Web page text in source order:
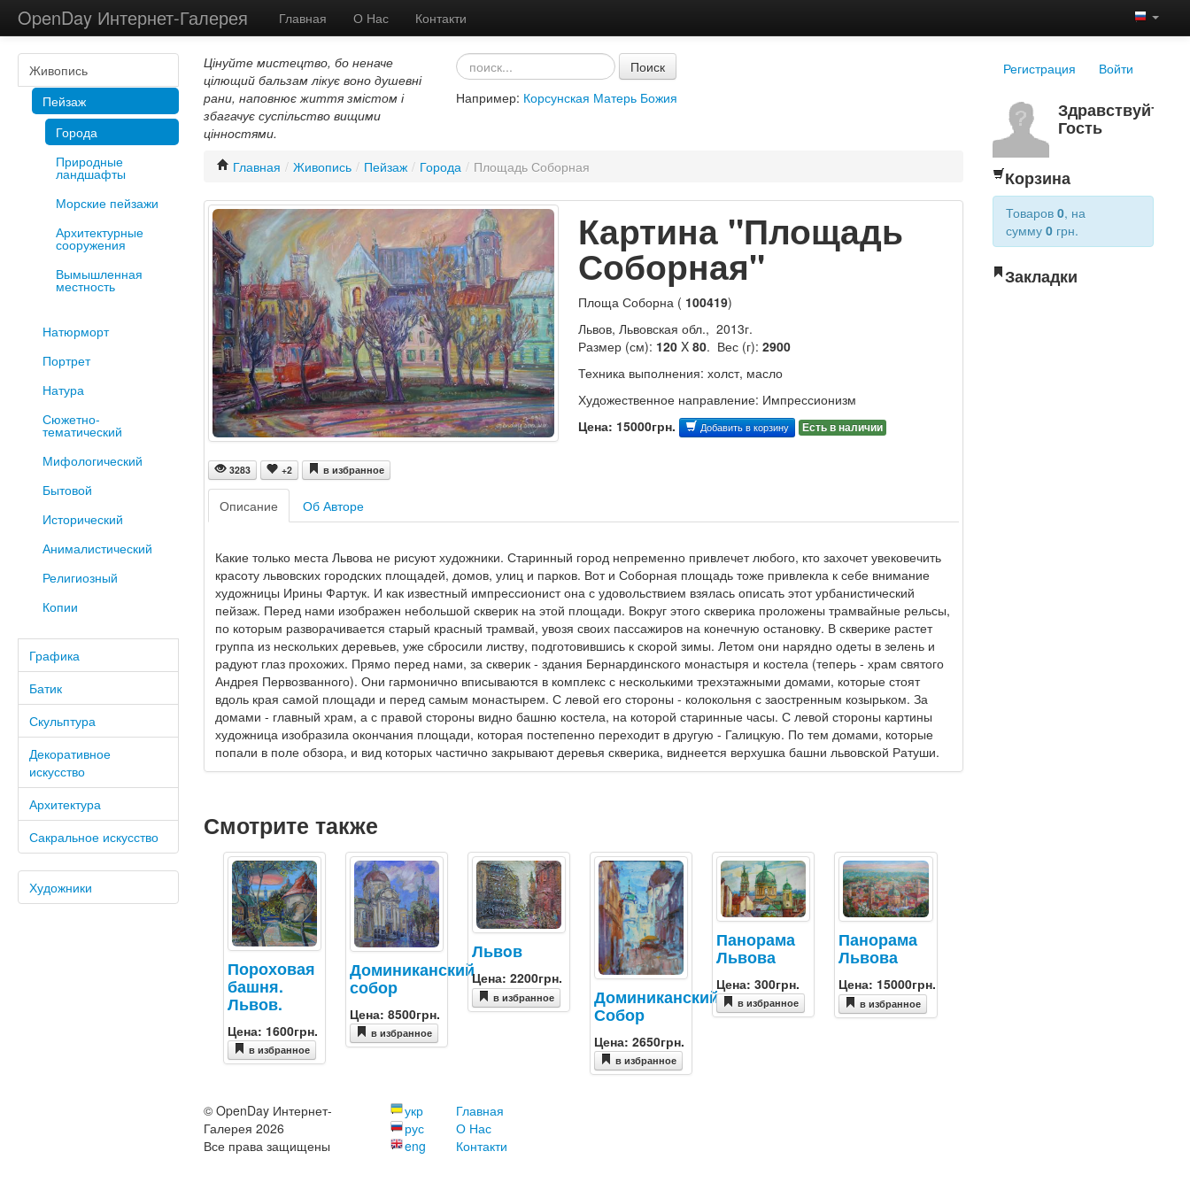
OpenDay Интернет-Галерея Главная О Нас Контакти
Живопись
Пейзаж
Города
Природные
ландшафты
Морские пейзажи
Архитектурные
сооружения
Вымышленная
местность
Натюрморт
Портрет
Натура
Сюжетно-
тематический
Мифологический
Бытовой
Исторический
Анималистический
Религиозный
Копии
Графика
Батик
Скульптура
Декоративное
искусство
Архитектура
Сакральное искусство
Художники
Цінуйте мистецтво, бо неначе
цілющий бальзам лікує воно душевні
рани, наповнює життя змістом і
збагачує суспільство вищими
цінностями.
Поиск
Например: Корсунская Матерь Божия
Главная / Живопись / Пейзаж / Города / Площадь Соборная
3283 +2 в избранное
Картина "Площадь
Соборная"
Площа Соборна ( 100419)
Львов, Львовская обл., 2013г.
Размер (см): 120X 80. Вес (г): 2900
Техника выполнения: холст, масло
Художественное направление: Импрессионизм
Цена: 15000грн.
Добавить в корзину Есть в наличии
Описание Об Авторе
Какие только места Львова не рисуют художники. Старинный город непременно привлечет любого, кто захочет увековечить
красоту львовских городских площадей, домов, улиц и парков. Вот и Соборная площадь тоже привлекла к себе внимание
художницы Ирины Фартук. И как известный импрессионист она с удовольствием взялась описать этот урбанистический
пейзаж. Перед нами изображен небольшой скверик на этой площади. Вокруг этого скверика проложены трамвайные рельсы,
по которым разворачивается старый красный трамвай, увозя своих пассажиров на конечную остановку. В скверике растет
группа из нескольких деревьев, уже сбросили листву, подготовившись к скорой зимы. Летом они нарядно одеты в зелень и
радуют глаз прохожих. Прямо перед нами, за скверик - здания Бернардинского монастыря и костела (теперь - храм святого
Андрея Первозванного). Они гармонично вписываются в комплекс с несколькими трехэтажными домами, которые стоят
вдоль края самой площади и перед самым монастырем. С левой его стороны - колокольня с заостренным козырьком. За
домами - главный храм, а с правой стороны видно башню костела, на которой старинные часы. С левой стороны картины
художница изобразила окончания площади, которая постепенно переходит в другую - Галицкую. По тем домами, которые
попали в поле обзора, и вид которых частично закрывают деревья скверика, виднеется верхушка башни львовской Ратуши.
Смотрите также
Пороховая
башня.
Львов.
Цена: 1600грн.
в избранное
Доминиканский
собор
Цена: 8500грн.
в избранное
Львoв
Цена: 2200грн.
в избранное
Доминиканский
Собор
Цена: 2650грн.
в избранное
Панорама
Львова
Цена: 300грн.
в избранное
Панорама
Львова
Цена: 15000грн.
в избранное
© OpenDay Интернет-
Галерея 2026
Все права защищены
укр
рус
eng
Главная
О Нас
Контакти
Регистрация Войти
Здравствуйте,
Гость
Корзина
Товаров0, на
сумму0 грн.
Закладки